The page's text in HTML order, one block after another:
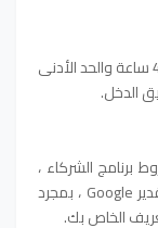
بمجرد تحقيقك لساعات المشاهدة التي تبلغ 4000 ساعة والحد الأدنى
برنامج الشركاء ،
وتفضيلات تحقيق الدخل ، وما إلى ذلك.وفقًا لتقدير Google ، بمجرد
الخاص بك.